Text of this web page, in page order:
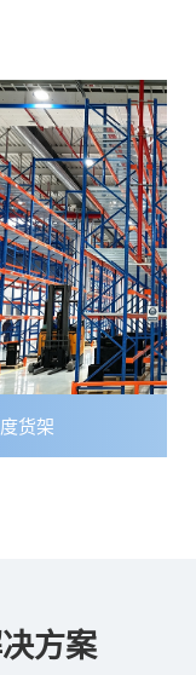
货架
方案